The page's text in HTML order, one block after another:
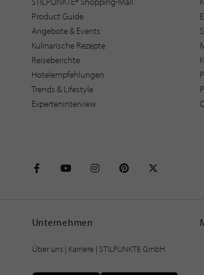
Product Guide
Angebote & Events
Kulinarische Rezepte
Reiseberichte
Hotelempfehlungen
Trends & Lifestyle
Experteninterview
Unternehmen
Über uns| Karriere | STILPUNKTE GmbH